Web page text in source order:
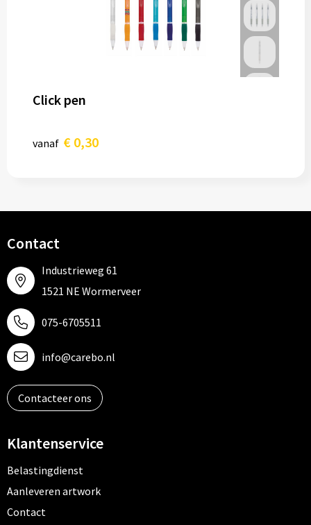
Click pen
vanaf € 0,30
Contact
Industrieweg 61
1521 NE Wormerveer
075-6705511
info@carebo.nl
Contacteer ons
Klantenservice
Belastingdienst
Aanleveren artwork
Contact